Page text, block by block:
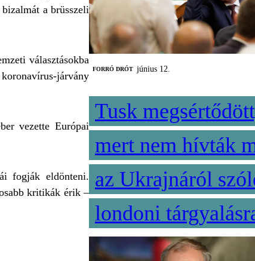
a brüsszeli
választásokba
koronavírus-járvány
vezette Európai
fogják eldönteni.
kritikák érik –
FORRÓ DRÓT június 12.
Tusk
mert nem hívták
az Ukrajnáról
londoni